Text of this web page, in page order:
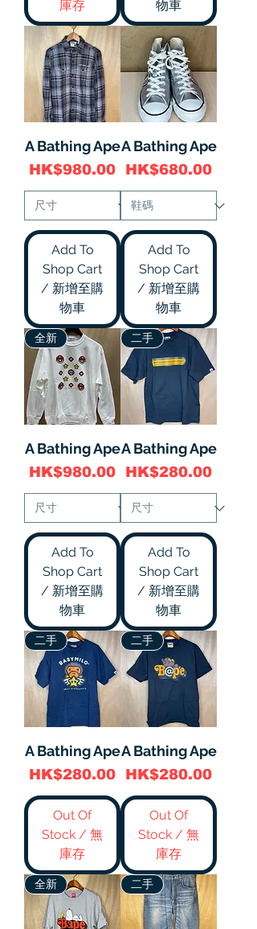
庫存
物車
A Bathing Ape
價格
HK$980.00
Add To
Shop Cart
/ 新增至購
物車
A Bathing Ape
價格
HK$680.00
Add To
Shop Cart
/ 新增至購
物車
全新
A Bathing Ape
價格
HK$980.00
Add To
Shop Cart
/ 新增至購
物車
二手
A Bathing Ape
價格
HK$280.00
Add To
Shop Cart
/ 新增至購
物車
二手
A Bathing Ape
價格
HK$280.00
Out Of
Stock / 無
庫存
二手
A Bathing Ape
價格
HK$280.00
Out Of
Stock / 無
庫存
全新 二手